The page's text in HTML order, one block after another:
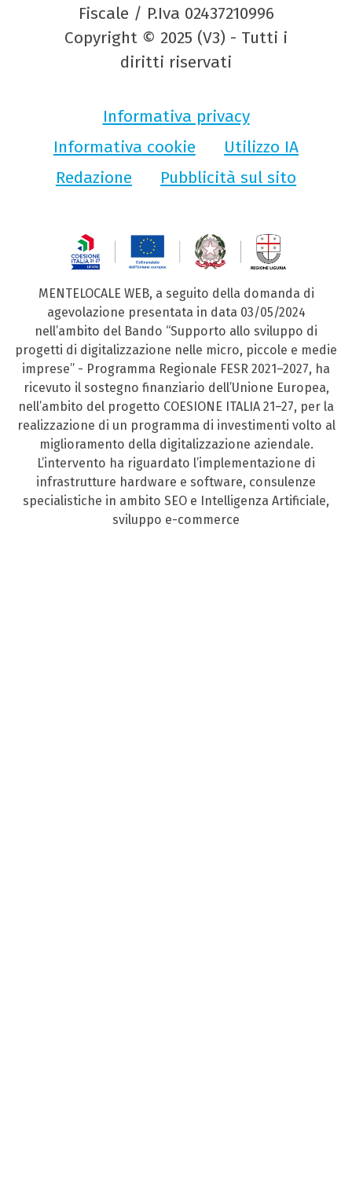
Fiscale / P.Iva 02437210996
Copyright © 2025 (V3) - Tutti i
diritti riservati
Informativa privacy
Informativa cookie
Utilizzo IA
Redazione
Pubblicità sul sito
MENTELOCALE WEB, a seguito della domanda di
agevolazione presentata in data 03/05/2024
nell’ambito del Bando “Supporto allo sviluppo di
progetti di digitalizzazione nelle micro, piccole e medie
imprese” - Programma Regionale FESR 2021–2027, ha
ricevuto il sostegno finanziario dell’Unione Europea,
nell’ambito del progetto COESIONE ITALIA 21–27, per la
realizzazione di un programma di investimenti volto al
miglioramento della digitalizzazione aziendale.
L’intervento ha riguardato l’implementazione di
infrastrutture hardware e software, consulenze
specialistiche in ambito SEO e Intelligenza Artificiale,
sviluppo e-commerce